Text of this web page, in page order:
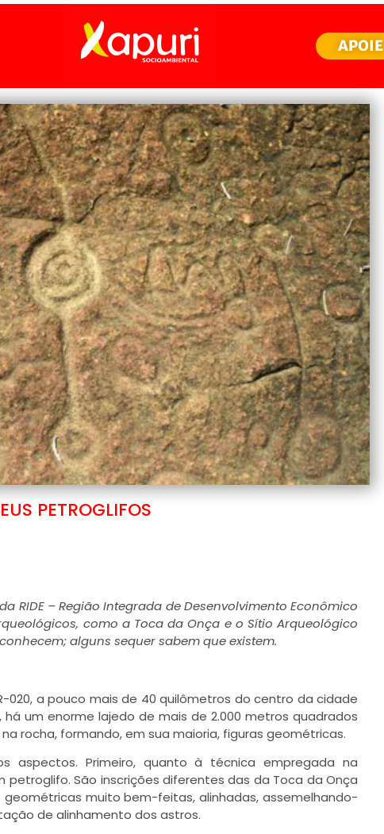
APOIE
PETROGLIFOS
RIDE – Região Integrada de Desenvolvimento Econômico
como a Toca da Onça e o Sítio Arqueológico
alguns sequer sabem que existem.
020, a pouco mais de 40 quilômetros do centro da cidade
um enorme lajedo de mais de 2.000 metros quadrados
rocha, formando, em sua maioria, figuras geométricas.
aspectos. Primeiro, quanto à técnica empregada na
São inscrições diferentes das da Toca da Onça
muito bem-feitas, alinhadas, assemelhando-
de alinhamento dos astros.